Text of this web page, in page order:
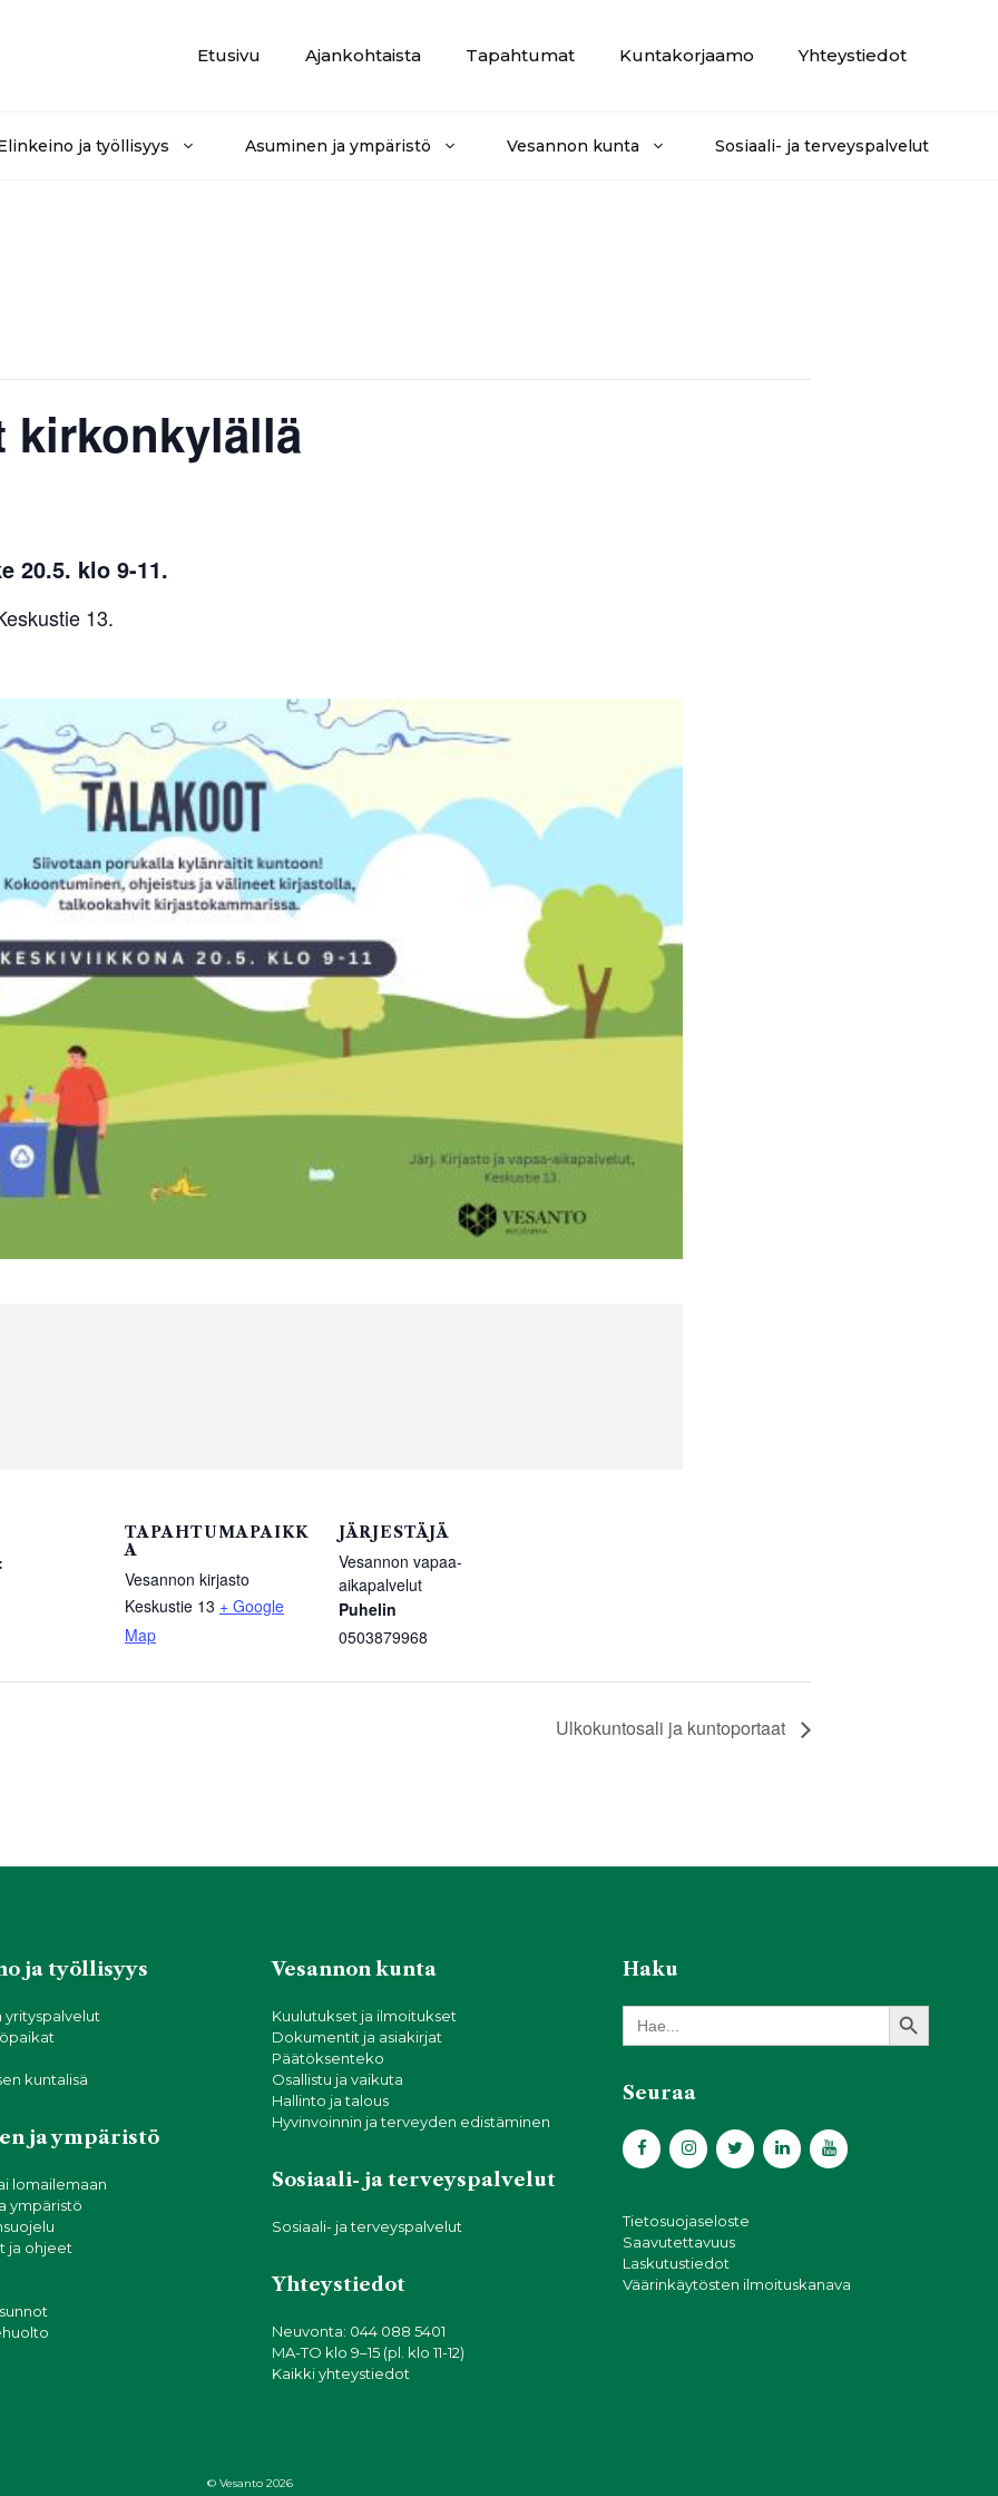
Etusivu
Ajankohtaista Tapahtumat Kuntakorjaamo Yhteystiedot
ja työllisyys Asuminen ja ympäristö Vesannon kunta Sosiaali- ja terveyspalvelut
kirkonkylällä
20.5. klo 9-11.
13.
TAPAHTUMAPAIKK
A
Vesannon kirjasto
Keskustie 13 + Google
Map
JÄRJESTÄJÄ
Vesannon vapaa-
aikapalvelut
Puhelin
0503879968
Ulkokuntosali ja kuntoportaat
ja työllisyys
yrityspalvelut
kuntalisä
ja ympäristö
lomailemaan
ympäristö
ja ohjeet
Vesannon kunta
Kuulutukset ja ilmoitukset
Dokumentit ja asiakirjat
Päätöksenteko
Osallistu ja vaikuta
Hallinto ja talous
Hyvinvoinnin ja terveyden edistäminen
Sosiaali- ja terveyspalvelut
Sosiaali- ja terveyspalvelut
Yhteystiedot
Neuvonta: 044 088 5401
MA-TO klo 9–15 (pl. klo 11-12)
Kaikki yhteystiedot
Haku
Search
for:
Search Button
Seuraa
Tietosuojaseloste
Saavutettavuus
Laskutustiedot
Väärinkäytösten ilmoituskanava
© Vesanto 2026